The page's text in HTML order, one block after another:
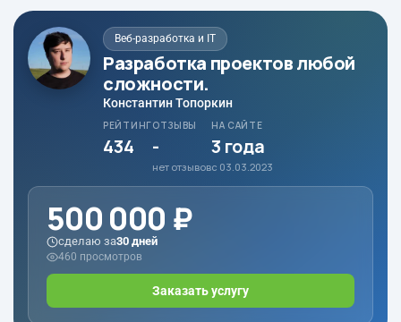
Веб-разработка и IT
Разработка проектов любой
сложности.
Константин Топоркин
РЕЙТИНГ
434
ОТЗЫВЫ
-
нет отзывов
НА САЙТЕ
3 года
с 03.03.2023
500 000 ₽
сделаю за30 дней
460 просмотров
Заказать услугу